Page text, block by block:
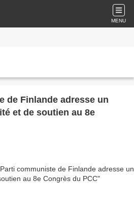
MENU
de Finlande adresse un
et de soutien au 8e